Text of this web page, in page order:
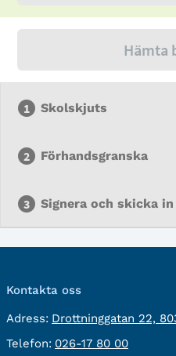
Hämta
Skolskjuts
Förhandsgranska
Signera och skicka in
Kontakta oss
Adress: besöksadress:
Drottninggatan 22,
Telefon: Telefon:
026-17 80 00